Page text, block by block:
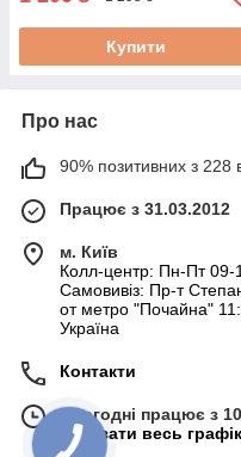
Купити
Про нас
90% позитивних з 228
Працює з 31.03.2012
м. Київ
Колл-центр: Пн-Пт
Самовивіз: Пр-т
от метро "Почайна"
Україна
Контакти
Сьогодні працює з
Показати весь